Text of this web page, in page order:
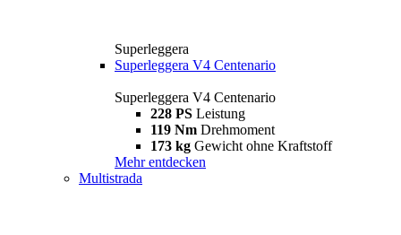
Superleggera
Superleggera V4 Centenario
Superleggera V4 Centenario
228 PS Leistung
119 Nm Drehmoment
173 kg Gewicht ohne Kraftstoff
Mehr entdecken
Multistrada